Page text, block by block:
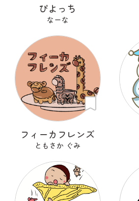
ぴよっち
なーな
フィーカフレンズ
ともさか ぐみ